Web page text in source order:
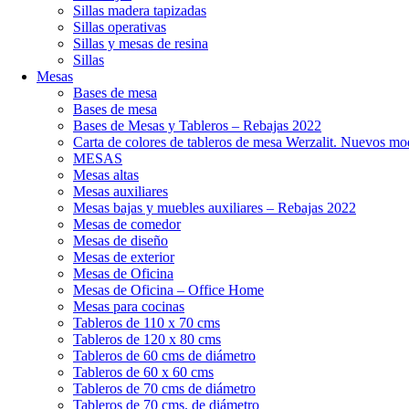
Sillas madera tapizadas
Sillas operativas
Sillas y mesas de resina
Sillas
Mesas
Bases de mesa
Bases de mesa
Bases de Mesas y Tableros – Rebajas 2022
Carta de colores de tableros de mesa Werzalit. Nuevos
MESAS
Mesas altas
Mesas auxiliares
Mesas bajas y muebles auxiliares – Rebajas 2022
Mesas de comedor
Mesas de diseño
Mesas de exterior
Mesas de Oficina
Mesas de Oficina – Office Home
Mesas para cocinas
Tableros de 110 x 70 cms
Tableros de 120 x 80 cms
Tableros de 60 cms de diámetro
Tableros de 60 x 60 cms
Tableros de 70 cms de diámetro
Tableros de 70 cms. de diámetro